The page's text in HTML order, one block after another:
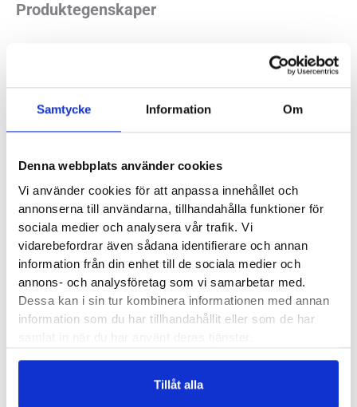
Samtycke Information Om
Denna webbplats använder cookies
Vi använder cookies för att anpassa innehållet och
annonserna till användarna, tillhandahålla funktioner för
sociala medier och analysera vår trafik. Vi
vidarebefordrar även sådana identifierare och annan
information från din enhet till de sociala medier och
annons- och analysföretag som vi samarbetar med.
Dessa kan i sin tur kombinera informationen med annan
information som du har tillhandahållit eller som de har
Tillåt alla
Produktegenskaper
184g
Butiker:Umeå, Uppsala, Östersund
SAUCONY
Saucony är ett amerikanskt skomärke som till största delen
tillverkar löpskor. Men i vårt sortiment hittar du även några
den fantastiska stabiliteten de har. Namnet Saucony kommer
Pennsylvania, där företagets första skofabrik låg. Hur man